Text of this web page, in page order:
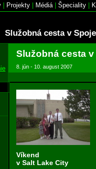
Projekty Médiá| Špeciality
Služobná cesta v
Služobná cesta
8. jún - 10. august 2007
Víkend
v Salt Lake City